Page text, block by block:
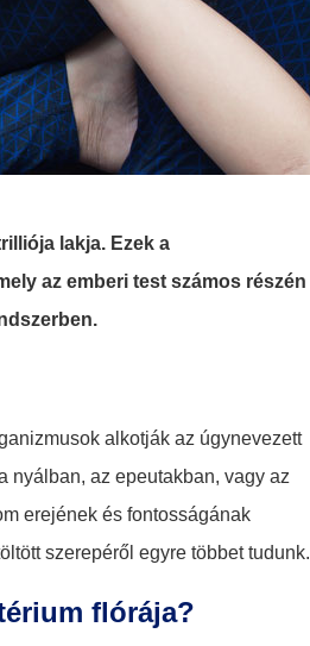
lakja. Ezek a
az emberi test számos részén
alkotják az úgynevezett
nyálban, az epeutakban, vagy az
erejének és fontosságának
szerepéről egyre többet tudunk.
flórája?